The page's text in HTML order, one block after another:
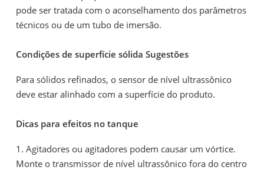
pode ser tratada com o aconselhamento dos parâmetros
técnicos ou de um tubo de imersão.
Condições de superfície sólida Sugestões
Para sólidos refinados, o sensor de nível ultrassônico
deve estar alinhado com a superfície do produto.
Dicas para efeitos no tanque
1. Agitadores ou agitadores podem causar um vórtice.
Monte o transmissor de nível ultrassônico fora do centro